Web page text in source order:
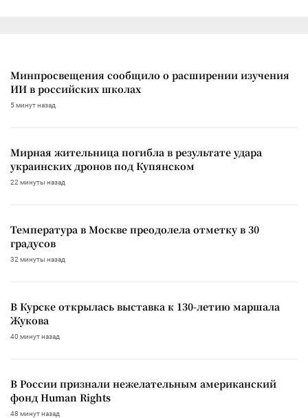
Минпросвещения сообщило о расширении изучения
ИИ в российских школах
5 минут назад
Мирная жительница погибла в результате удара
украинских дронов под Купянском
22 минуты назад
Температура в Москве преодолела отметку в 30
градусов
32 минуты назад
В Курске открылась выставка к 130-летию маршала
Жукова
40 минут назад
В России признали нежелательным американский
фонд Human Rights
48 минут назад